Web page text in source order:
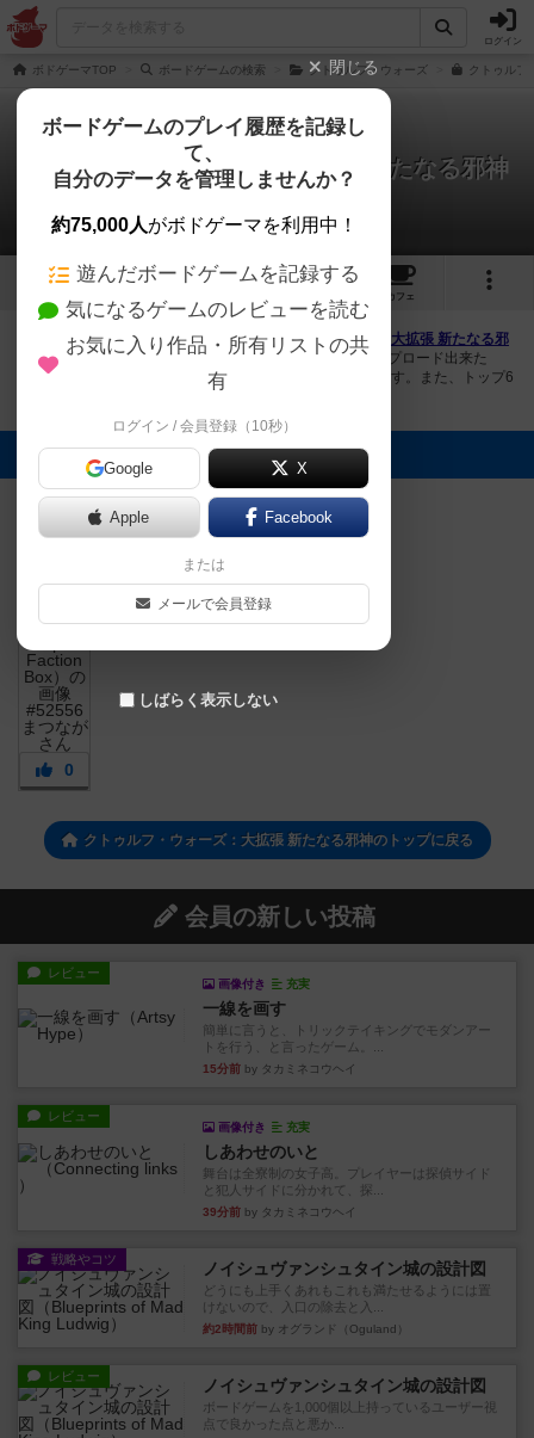
ログイン
ボドゲーマTOP ボードゲームの検索 クトゥルフ・ウォーズ クトゥルフ
クトゥルフ・ウォーズ：大拡張 新たなる邪神
1件の画像
1 1
カフェ
ボドゲーマにログインすると、 「クトゥルフ・ウォーズ：大拡張 新たなる邪
神（Cthulhu Wars: Super Faction Box）」
の画像をアップロード出来た
り、他のユーザーの投稿画像に評価を付けることができます。また、トップ6
トップに表示される画像
まつなが
0
クトゥルフ・ウォーズ：大拡張 新たなる邪神のトップに戻る
会員の新しい投稿
レビュー
画像付き 充実
一線を画す
簡単に言うと、トリックテイキングでモダンアー
トを行う、と言ったゲーム。...
15分前 by タカミネコウヘイ
レビュー
画像付き 充実
しあわせのいと
舞台は全寮制の女子高。プレイヤーは探偵サイド
と犯人サイドに分かれて、探...
39分前 by タカミネコウヘイ
戦略やコツ ノイシュヴァンシュタイン城の設計図
どうにも上手くあれもこれも満たせるようには置
けないので、入口の除去と入...
約2時間前 by オグランド（Oguland）
レビュー ノイシュヴァンシュタイン城の設計図
ボードゲームを1,000個以上持っているユーザー視
点で良かった点と悪か...
閉じる
ボードゲームのプレイ履歴を記録し
て、
自分のデータを管理しませんか？
約75,000人がボドゲーマを利用中！
遊んだボードゲームを記録する
気になるゲームのレビューを読む
お気に入り作品・所有リストの共
有
ログイン / 会員登録（10秒）
Google X
Apple Facebook
または
メールで会員登録
しばらく表示しない